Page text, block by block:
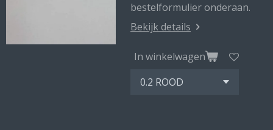
bestelformulier onderaan.
Bekijk details
In winkelwagen